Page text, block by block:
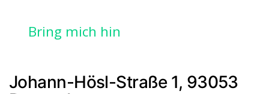
Bring mich hin
Johann-Hösl-Straße 1, 93053